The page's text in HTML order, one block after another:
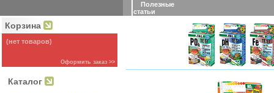
Полезные
статьи
Корзина
(нет товаров)
Оформить заказ >>
Каталог